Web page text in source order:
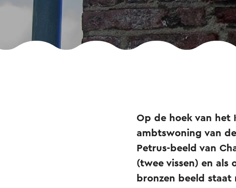
Op de hoek van het
ambtswoning van
Petrus-beeld van
(twee vissen) en als
bronzen beeld staat